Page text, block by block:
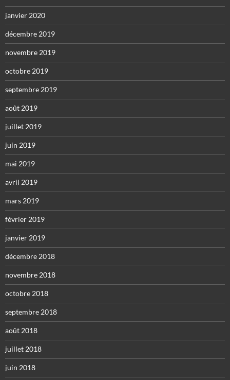
janvier 2020
décembre 2019
novembre 2019
octobre 2019
septembre 2019
août 2019
juillet 2019
juin 2019
mai 2019
avril 2019
mars 2019
février 2019
janvier 2019
décembre 2018
novembre 2018
octobre 2018
septembre 2018
août 2018
juillet 2018
juin 2018